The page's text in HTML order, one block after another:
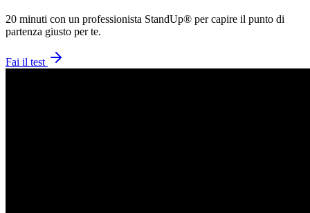
20 minuti con un professionista StandUp® per capire il punto di
partenza giusto per te.
Fai il test